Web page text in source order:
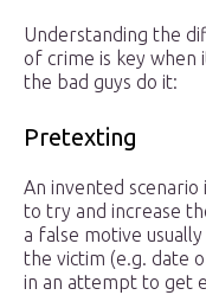
Understanding the
of crime is key when
the bad guys do it:
Pretexting
An invented scenario
to try and increase
a false motive
the victim (e.g. date
in an attempt to get